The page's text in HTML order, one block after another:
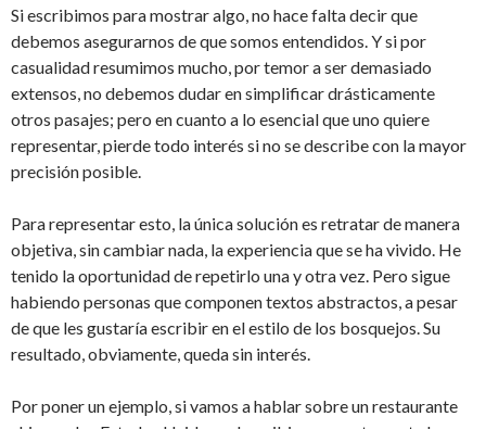
Si escribimos para mostrar algo, no hace falta decir que
debemos asegurarnos de que somos entendidos. Y si por
casualidad resumimos mucho, por temor a ser demasiado
extensos, no debemos dudar en simplificar drásticamente
otros pasajes; pero en cuanto a lo esencial que uno quiere
representar, pierde todo interés si no se describe con la mayor
precisión posible.
Para representar esto, la única solución es retratar de manera
objetiva, sin cambiar nada, la experiencia que se ha vivido. He
tenido la oportunidad de repetirlo una y otra vez. Pero sigue
habiendo personas que componen textos abstractos, a pesar
de que les gustaría escribir en el estilo de los bosquejos. Su
resultado, obviamente, queda sin interés.
Por poner un ejemplo, si vamos a hablar sobre un restaurante